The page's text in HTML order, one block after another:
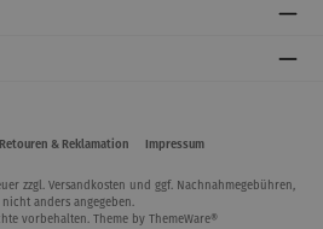
Retouren & Reklamation Impressum
zzgl. Versandkosten und ggf. Nachnahmegebühren,
anders angegeben.
vorbehalten. Theme by ThemeWare®